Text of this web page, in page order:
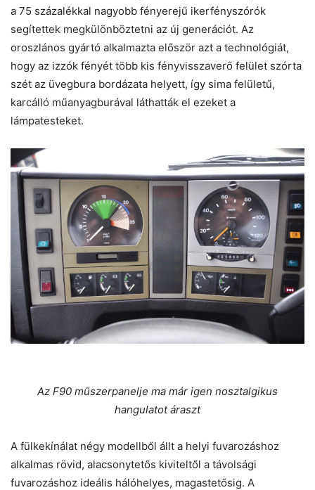
a 75 százalékkal nagyobb fényerejű ikerfényszórók
segítettek megkülönböztetni az új generációt. Az
oroszlános gyártó alkalmazta először azt a technológiát,
hogy az izzók fényét több kis fényvisszaverő felület szórta
szét az üvegbura bordázata helyett, így sima felületű,
karcálló műanyagburával láthatták el ezeket a
lámpatesteket.
Az F90 műszerpanelje ma már igen nosztalgikus
hangulatot áraszt
A fülkekínálat négy modellből állt a helyi fuvarozáshoz
alkalmas rövid, alacsonytetős kiviteltől a távolsági
fuvarozáshoz ideális hálóhelyes, magastetősig. A